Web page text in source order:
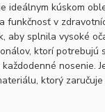
ideálnym kúskom
funkčnosť v
aby splnila vysoké
ktorí potrebujú
nosenie.
ktorý